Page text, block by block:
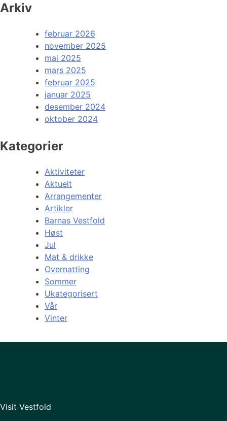
Arkiv
februar 2026
november 2025
mai 2025
mars 2025
februar 2025
januar 2025
desember 2024
oktober 2024
Kategorier
Aktiviteter
Aktuelt
Arrangementer
Artikler
Barnas Vestfold
Høst
Jul
Mat & drikke
Overnatting
Sommer
Ukategorisert
Vår
Vinter
Visit Vestfold